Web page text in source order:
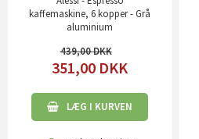
kaffemaskine, 6 kopper - Grå
aluminium
439,00
351,00 DKK
LÆG I KURVEN